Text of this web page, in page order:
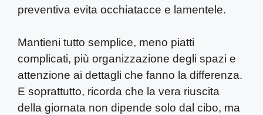
preventiva evita occhiatacce e lamentele.
Mantieni tutto semplice, meno piatti
complicati, più organizzazione degli spazi e
attenzione ai dettagli che fanno la differenza.
E soprattutto, ricorda che la vera riuscita
della giornata non dipende solo dal cibo, ma